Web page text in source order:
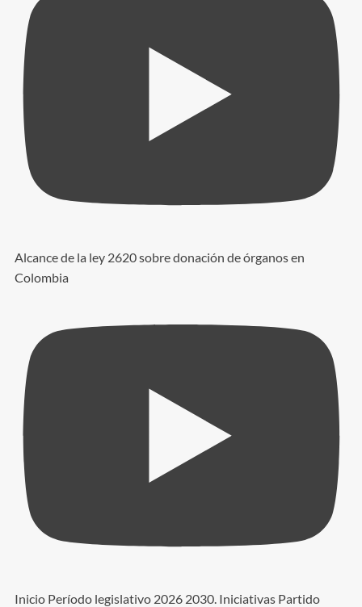
Alcance de la ley 2620 sobre donación de órganos en
Colombia
Inicio Período legislativo 2026 2030. Iniciativas Partido